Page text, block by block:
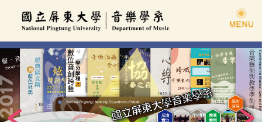
要
內
容
區